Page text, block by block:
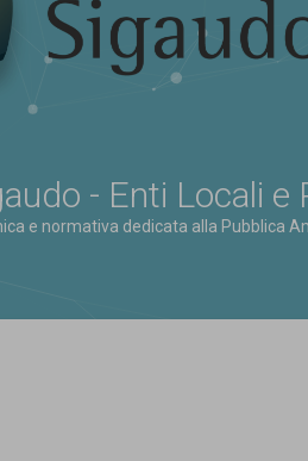
- Enti Locali e
e normativa dedicata alla Pubblica